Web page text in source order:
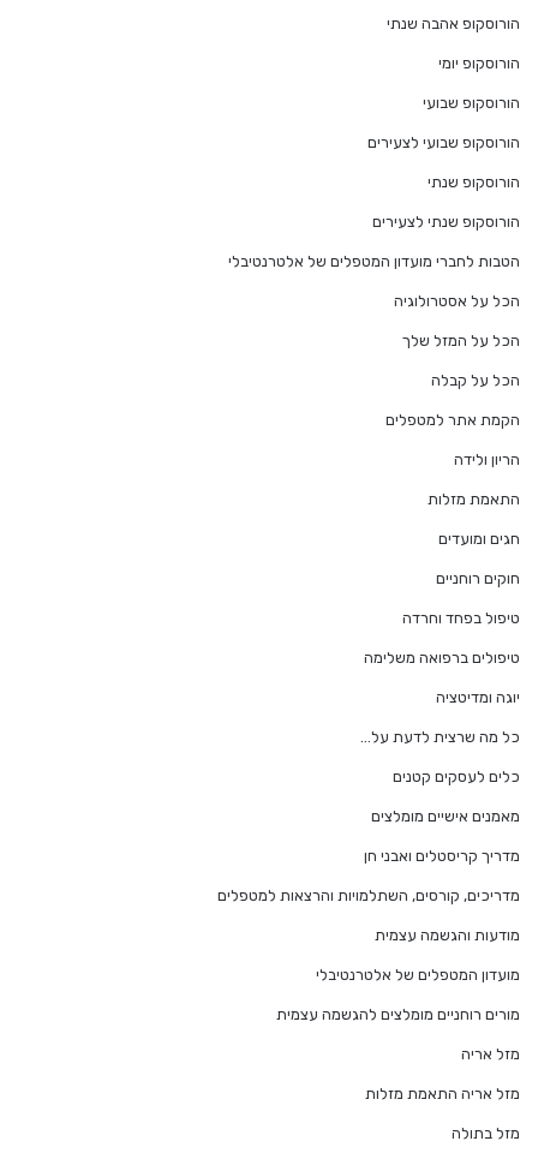
הורוסקופ אהבה שנתי
הורוסקופ יומי
הורוסקופ שבועי
הורוסקופ שבועי לצעירים
הורוסקופ שנתי
הורוסקופ שנתי לצעירים
הטבות לחברי מועדון המטפלים של אלטרנטיבלי
הכל על אסטרולוגיה
הכל על המזל שלך
הכל על קבלה
הקמת אתר למטפלים
הריון ולידה
התאמת מזלות
חגים ומועדים
חוקים רוחניים
טיפול בפחד וחרדה
טיפולים ברפואה משלימה
יוגה ומדיטציה
כל מה שרצית לדעת על…
כלים לעסקים קטנים
מאמנים אישיים מומלצים
מדריך קריסטלים ואבני חן
מדריכים, קורסים, השתלמויות והרצאות למטפלים
מודעות והגשמה עצמית
מועדון המטפלים של אלטרנטיבלי
מורים רוחניים מומלצים להגשמה עצמית
מזל אריה
מזל אריה התאמת מזלות
מזל בתולה